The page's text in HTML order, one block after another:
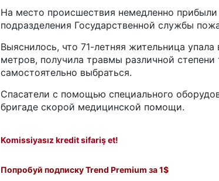
На место происшествия немедленно
подразделения Государственной службы
Выяснилось, что 71-летняя жительница
метров, получила травмы различной степени
самостоятельно выбраться.
Спасатели с помощью специального
бригаде скорой медицинской помощи.
Komissiyasız kredit sifariş et!
Попробуй подписку Trend Premium за 1$